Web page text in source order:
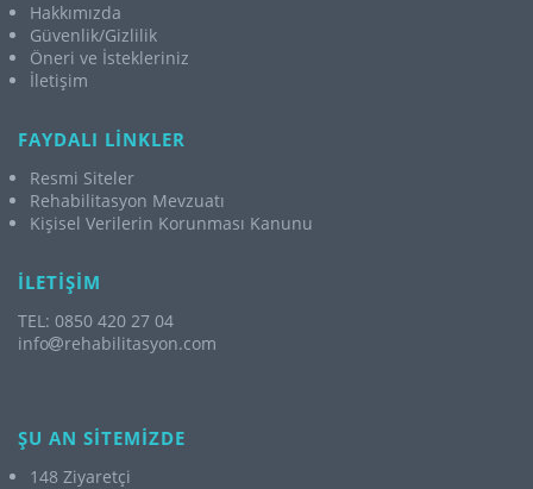
Hakkımızda
Güvenlik/Gizlilik
Öneri ve İstekleriniz
İletişim
FAYDALI LİNKLER
Resmi Siteler
Rehabilitasyon Mevzuatı
Kişisel Verilerin Korunması Kanunu
İLETİŞİM
TEL: 0850 420 27 04
info
rehabilitasyon.com
ŞU AN SİTEMİZDE
148 Ziyaretçi